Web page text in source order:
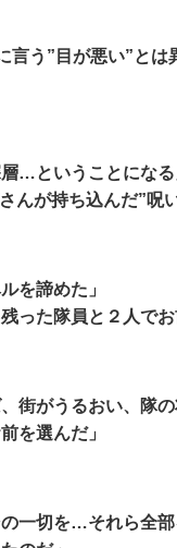
言う”目が悪い”とは
…ということになる
んが持ち込んだ”呪
を諦めた」
った隊員と２人でお
街がうるおい、隊
を選んだ」
一切を…それら全部